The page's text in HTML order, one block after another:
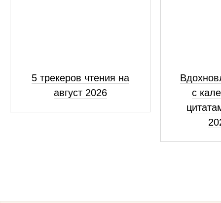
5 трекеров чтения на
август 2026
с